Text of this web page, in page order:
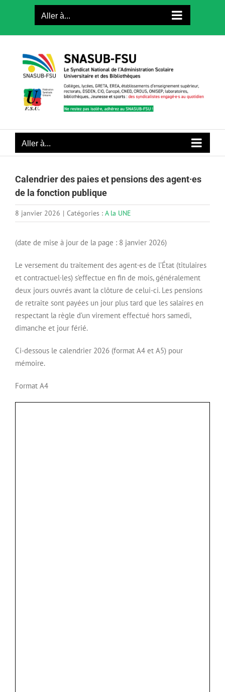
Aller à...
Aller à...
Calendrier des paies et pensions des agent·es
de la fonction publique
8 janvier 2026 | Catégories : A la UNE
(date de mise à jour de la page : 8 janvier 2026)
Le versement du traitement des agent·es de l’État (titulaires
et contractuel·les) s’effectue en fin de mois, généralement
deux jours ouvrés avant la clôture de celui-ci. Les pensions
de retraite sont payées un jour plus tard que les salaires en
respectant la règle d’un virement effectué hors samedi,
dimanche et jour férié.
Ci-dessous le calendrier 2026 (format A4 et A5) pour
mémoire.
Format A4